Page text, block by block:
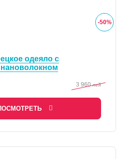
-50%
одеяло с
3 960 лей